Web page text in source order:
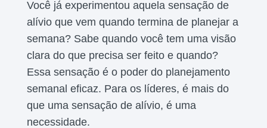
Você já experimentou aquela sensação de
alívio que vem quando termina de planejar a
semana? Sabe quando você tem uma visão
clara do que precisa ser feito e quando?
Essa sensação é o poder do planejamento
semanal eficaz. Para os líderes, é mais do
que uma sensação de alívio, é uma
necessidade.